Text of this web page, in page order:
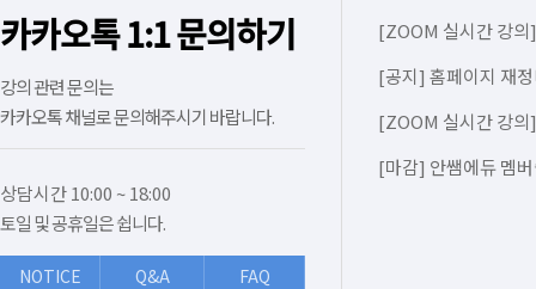
카카오톡 1:1 문의하기
강의 관련 문의는
카카오톡 채널로 문의해주시기 바랍니다.
상담시간 10:00 ~ 18:00
토일 및 공휴일은 쉽니다.
NOTICE Q&A FAQ
[ZOOM 실시간 강의
[공지] 홈페이지 재
[ZOOM 실시간 강의
[마감] 안쌤에듀 멤